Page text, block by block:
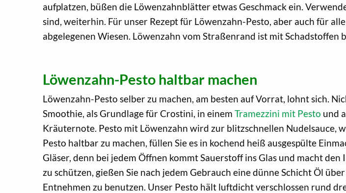
aufplatzen, büßen die Löwenzahnblätter etwas Geschmack ein.
sind, weiterhin. Für unser Rezept für Löwenzahn-Pesto, aber auch für
abgelegenen Wiesen. Löwenzahn vom Straßenrand ist mit Schadstoffen
Löwenzahn-Pesto haltbar machen
Löwenzahn-Pesto selber zu machen, am besten auf Vorrat, lohnt sich.
Smoothie, als Grundlage für Crostini, in einem Tramezzini mit Pesto und
Kräuternote. Pesto mit Löwenzahn wird zur blitzschnellen Nudelsauce,
Pesto haltbar zu machen, füllen Sie es in kochend heiß ausgespülte
Gläser, denn bei jedem Öffnen kommt Sauerstoff ins Glas und macht
zu schützen, gießen Sie nach jedem Gebrauch eine dünne Schicht Öl
Entnehmen zu benutzen. Unser Pesto hält luftdicht verschlossen rund